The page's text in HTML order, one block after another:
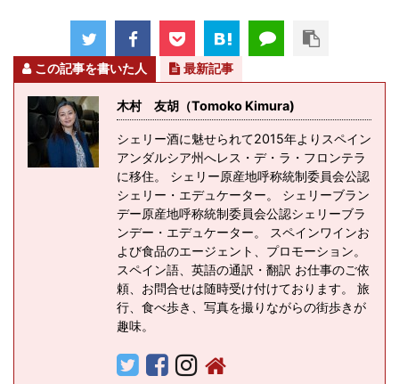
この記事を書いた人 最新記事
木村 友胡（Tomoko Kimura)
シェリー酒に魅せられて2015年よりスペイン
アンダルシア州へレス・デ・ラ・フロンテラ
に移住。 シェリー原産地呼称統制委員会公認
シェリー・エデュケーター。 シェリーブラン
デー原産地呼称統制委員会公認シェリーブラ
ンデー・エデュケーター。 スペインワインお
よび食品のエージェント、プロモーション。
スペイン語、英語の通訳・翻訳 お仕事のご依
頼、お問合せは随時受け付けております。 旅
行、食べ歩き、写真を撮りながらの街歩きが
趣味。